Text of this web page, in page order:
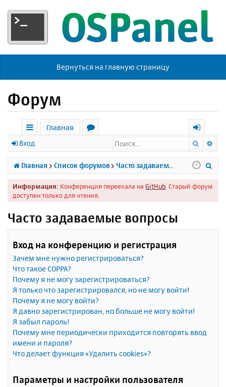
Вернуться на главную страницу
Форум
с
ы
л
к
Главная
р
у
м
х
о
д
Вход Поиск
Главная Список форумов Часто задаваемые вопросы
Информация: Конференция переехала на GitHub . Старый форум
доступен только для чтения.
Часто задаваемые вопросы
Вход на конференцию и регистрация
Зачем мне нужно регистрироваться?
Что такое COPPA?
Почему я не могу зарегистрироваться?
Я только что зарегистрировался, но не могу войти!
Почему я не могу войти?
Я давно зарегистрирован, но больше не могу войти!
Я забыл пароль!
Почему мне периодически приходится повторять ввод
имени и пароля?
Что делает функция «Удалить cookies»?
Параметры и настройки пользователя